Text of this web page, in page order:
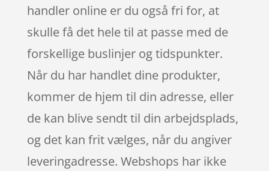
handler online er du også fri for, at
skulle få det hele til at passe med de
forskellige buslinjer og tidspunkter.
Når du har handlet dine produkter,
kommer de hjem til din adresse, eller
de kan blive sendt til din arbejdsplads,
og det kan frit vælges, når du angiver
leveringadresse. Webshops har ikke